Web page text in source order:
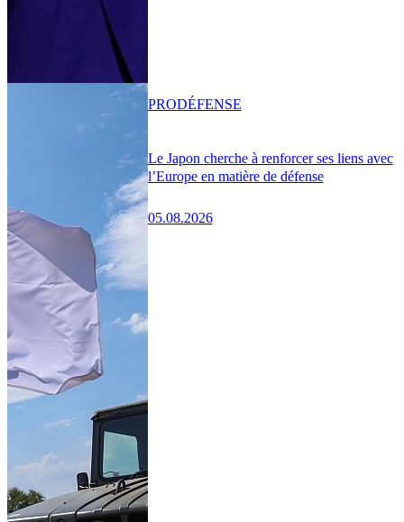
Le Japon cherche à renforcer ses liens avec
l’Europe en matière de défense
05.08.2026
PRODÉFENSE